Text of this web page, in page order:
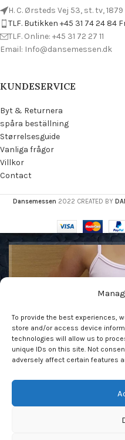
To provide the best experiences,
store and/or access device
technologies will allow us to
unique IDs on this site. Not
adversely affect certain features
H. C. Ørsteds Vej 53, st. tv,
TLF. Butikken +45 31 74 24 84
TLF. Online: +45 31 72 27 11
Email: Info@dansemessen.dk
KUNDESERVICE
Byt & Returnera
spåra beställning
Størrelsesguide
Vanliga frågor
Villkor
Contact
Dansemessen 2022 CREATED BY
Få vår
Var den första att se
Kommer att användas i